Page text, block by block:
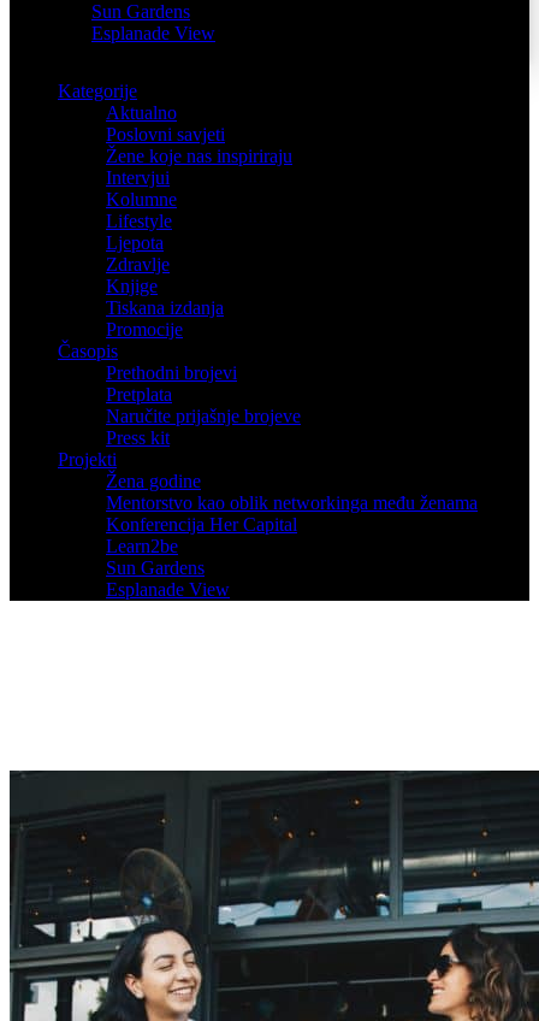
Sun Gardens
Esplanade View
Kategorije
Aktualno
Poslovni savjeti
Žene koje nas inspiriraju
Intervjui
Kolumne
Lifestyle
Ljepota
Zdravlje
Knjige
Tiskana izdanja
Promocije
Časopis
Prethodni brojevi
Pretplata
Naručite prijašnje brojeve
Press kit
Projekti
Žena godine
Mentorstvo kao oblik networkinga među ženama
Konferencija Her Capital
Learn2be
Sun Gardens
Esplanade View